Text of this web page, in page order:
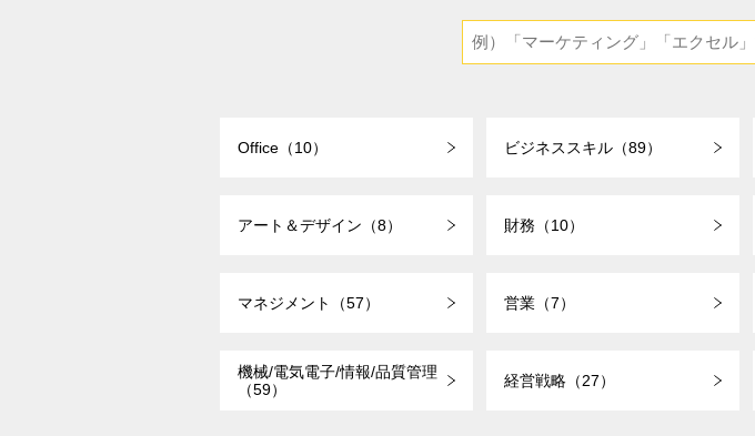
Office（10） ビジネススキル（89）
アート＆デザイン（8） 財務（10）
マネジメント（57） 営業（7）
機械/電気電子/情報/品質管理
（59）
経営戦略（27）